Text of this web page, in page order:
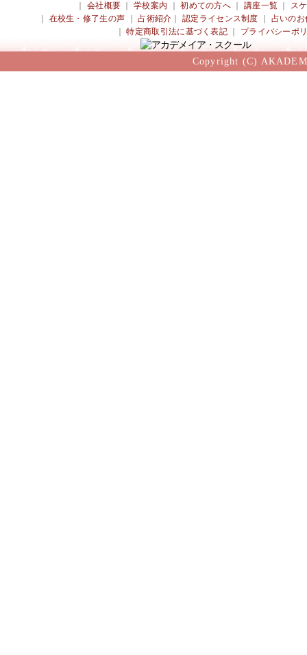
会社概要 ｜学校案内 ｜初めての方へ 講座一覧
ス
在校生・修了生の声 ｜占術紹介 ｜認定ライセンス制度
占いのお
｜特定商取引法に基づく表記 プライバシーポ
Copyright (C)